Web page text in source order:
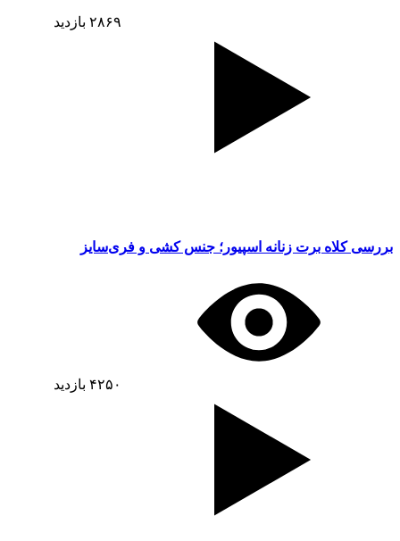
۲۸۶۹ بازدید
بررسی کلاه برت زنانه اسپیور؛ جنس کشی و فری‌سایز
۴۲۵۰ بازدید